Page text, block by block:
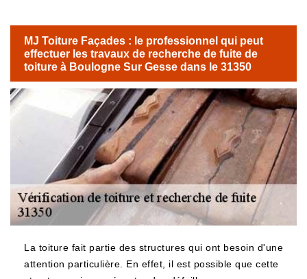
MJ Toiture Façades : le professionnel qui peut
effectuer les travaux de recherche de fuite de
toiture à Boulogne Sur Gesse dans le 31350
La toiture fait partie des structures qui ont besoin d'une
attention particulière. En effet, il est possible que cette